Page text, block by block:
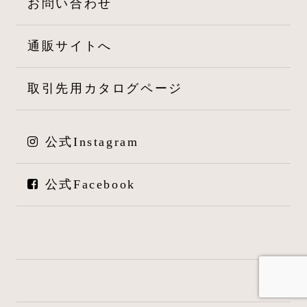
お問い合わせ
通販サイトへ
取引先用カタログページ
公式Instagram
公式Facebook